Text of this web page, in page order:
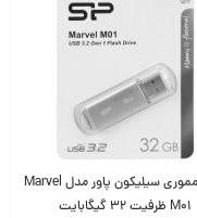
فلش مموری سیلیکون پاور مدل Marvel
M01 ظرفیت 32 گیگابایت